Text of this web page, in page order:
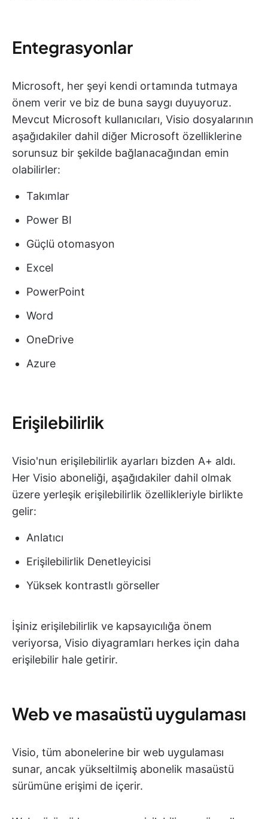
Entegrasyonlar
Microsoft, her şeyi kendi ortamında tutmaya
önem verir ve biz de buna saygı duyuyoruz.
Mevcut Microsoft kullanıcıları, Visio dosyalarının
aşağıdakiler dahil diğer Microsoft özelliklerine
sorunsuz bir şekilde bağlanacağından emin
olabilirler:
Takımlar
Power BI
Güçlü otomasyon
Excel
PowerPoint
Word
OneDrive
Azure
Erişilebilirlik
Visio'nun erişilebilirlik ayarları bizden A+ aldı.
Her Visio aboneliği, aşağıdakiler dahil olmak
üzere yerleşik erişilebilirlik özellikleriyle birlikte
gelir:
Anlatıcı
Erişilebilirlik Denetleyicisi
Yüksek kontrastlı görseller
İşiniz erişilebilirlik ve kapsayıcılığa önem
veriyorsa, Visio diyagramları herkes için daha
erişilebilir hale getirir.
Web ve masaüstü uygulaması
Visio, tüm abonelerine bir web uygulaması
sunar, ancak yükseltilmiş abonelik masaüstü
sürümüne erişimi de içerir.